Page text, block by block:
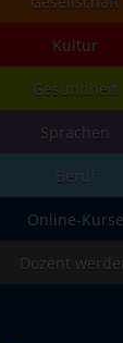
Kultur
Gesundheit
Sprachen
Beruf
Online-Kurse
Dozent